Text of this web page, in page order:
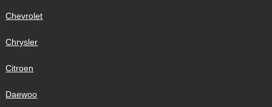
Chevrolet
Chrysler
Citroen
Daewoo